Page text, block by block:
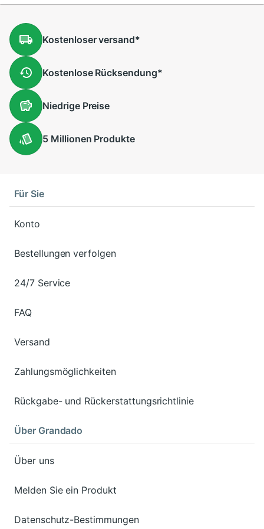
Kostenloserversand*
KostenloseRücksendung*
NiedrigePreise
5 Millionen Produkte
Für Sie
Konto
Bestellungen verfolgen
24/7 Service
FAQ
Versand
Zahlungsmöglichkeiten
Rückgabe- und Rückerstattungsrichtlinie
Über Grandado
Über uns
Melden Sie ein Produkt
Datenschutz-Bestimmungen